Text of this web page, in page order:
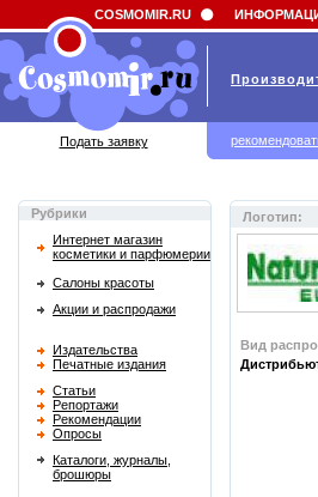
Field 'news_title' doesn't have a default value
Рубрики
Интернет магазин
косметики и парфюмерии
Салоны красоты
Акции и распродажи
Издательства
Печатные издания
Статьи
Репортажи
Рекомендации
Опросы
Каталоги, журналы,
брошюры
Логотип:
Вид
COSMOMIR.RU
Подать заявку